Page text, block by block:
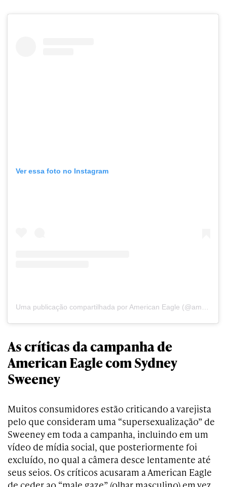
Ver essa foto no Instagram
As críticas da campanha de
American Eagle com Sydney
Sweeney
Muitos consumidores estão criticando a varejista
pelo que consideram uma “supersexualização” de
Sweeney em toda a campanha, incluindo em um
vídeo de mídia social, que posteriormente foi
excluído, no qual a câmera desce lentamente até
seus seios. Os críticos acusaram a American Eagle